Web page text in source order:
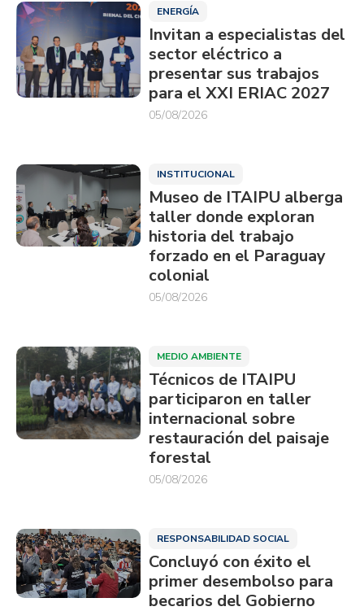
ENERGÍA
Invitan a especialistas del
sector eléctrico a
presentar sus trabajos
para el XXI ERIAC 2027
05/08/2026
INSTITUCIONAL
Museo de ITAIPU alberga
taller donde exploran
historia del trabajo
forzado en el Paraguay
colonial
05/08/2026
MEDIO AMBIENTE
Técnicos de ITAIPU
participaron en taller
internacional sobre
restauración del paisaje
forestal
05/08/2026
RESPONSABILIDAD SOCIAL
Concluyó con éxito el
primer desembolso para
becarios del Gobierno